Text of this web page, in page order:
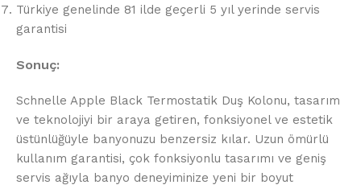
Türkiye genelinde 81 ilde geçerli 5 yıl yerinde servis
garantisi
Sonuç:
Schnelle Apple Black Termostatik Duş Kolonu, tasarım
ve teknolojiyi bir araya getiren, fonksiyonel ve estetik
üstünlüğüyle banyonuzu benzersiz kılar. Uzun ömürlü
kullanım garantisi, çok fonksiyonlu tasarımı ve geniş
servis ağıyla banyo deneyiminize yeni bir boyut